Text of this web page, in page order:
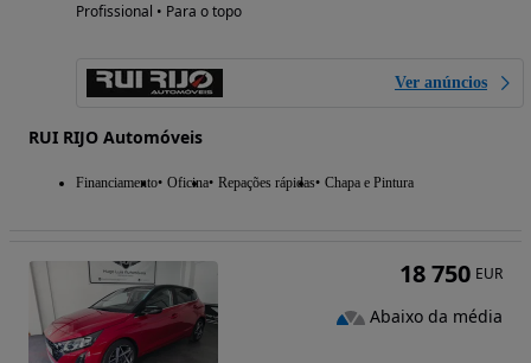
Profissional • Para o topo
Ver anúncios
RUI RIJO Automóveis
Financiamento Oficina Repações rápidas Chapa e Pintura
18 750 EUR
Abaixo da média